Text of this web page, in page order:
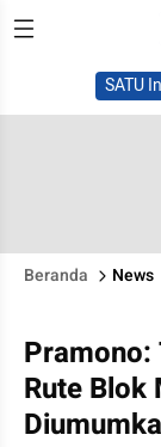
SATU
Beranda News
Rute Blok